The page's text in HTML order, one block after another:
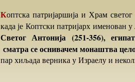
Коптска патријаршија и Храм светог Антонија је установљена у Јерусалиму 1236 године,
када је Коптски патријарх именован
Светог Антонија (251-356),
сматра се оснивачем монаштва
пар хиљада верника у Израелу и